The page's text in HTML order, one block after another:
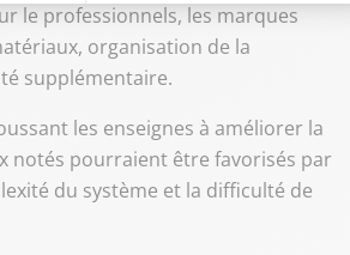
le professionnels, les marques
organisation de la
supplémentaire.
les enseignes à améliorer la
notés pourraient être favorisés par
du système et la difficulté de